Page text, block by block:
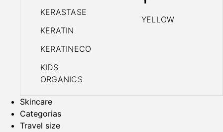
KERASTASE
KERATIN
KERATINECO
KIDS
ORGANICS
YELLOW
Skincare
Categorias
Travel size